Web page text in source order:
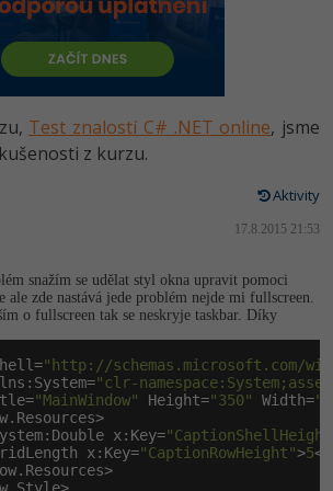
CSS3, Bootstrap, SEO
a verzování
MariaDB
mobilních aplikací
na AI a bigdata
developer
administrátor
UX/UI návrhář
manažer
analytik
-80%
-80%
-80%
-80%
Test znalostí C# .NET online, jsme
z kurzu.
Aktivity
17.8.2015 21:53
snažím se udělat styl okna upravit pomoci
ale zde nastává jede problém nejde mi fullscreen.
o fullscreen tak se neskryje taskbar. Díky
"http://schemas.microsoft.com/
"clr-
"MainWindow" Height="350" Width=
x:Key=
x:Key=
"CaptionRowHeight">5</